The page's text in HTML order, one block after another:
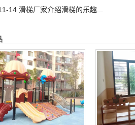
14 滑梯厂家介绍滑梯的乐趣...